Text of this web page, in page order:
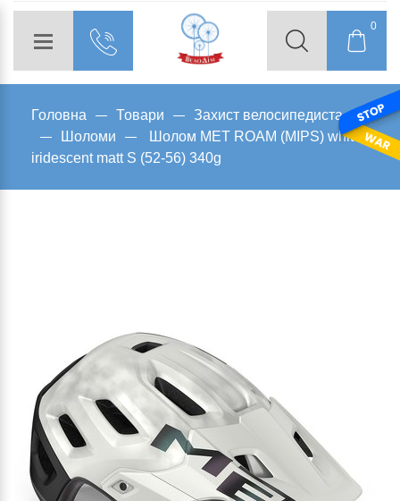
0
Головна Товари
Захист велосипедиста
Шоломи
Шолом MET ROAM (MIPS) white
iridescent matt S (52-56) 340g